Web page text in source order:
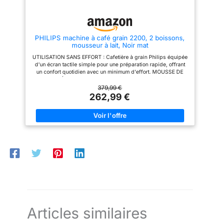
détartrage, pièces amovibles et
indicateurs, avec arrêt
d’énergie et mode veille CE
N’EST PAS JUSTE PARFAIT.
C’EST PERFETTO. Du café du
goûter, Magnifica S transforme
chaque gorgée en un moment
PHILIPS machine à café grain 2200, 2 boissons,
mousseur à lait, Noir mat
UTILISATION SANS EFFORT : Cafetière à grain Philips équipée
d'un écran tactile simple pour une préparation rapide, offrant
un confort quotidien avec un minimum d'effort. MOUSSE DE
LAIT CRÉMEUSE : Le mousseur à lait classique crée une
mousse de lait lisse et veloutée – parfaite pour les
cappuccinos et les cafés au lait. SPÉCIALITÉS DE CAFÉ
PERSONNALISABLES : Ajustez facilement la taille de la
mouture, l'intensité du café, la quantité et la température selon
vos préférences personnelles. NETTOYAGE FACILE : Le
mousseur à lait classique ne comprend que deux pièces et
besoin de détartrage fréquent et prolongeant la durée de vie
de la machine à café.
379,99 €
262,99 €
Articles similaires